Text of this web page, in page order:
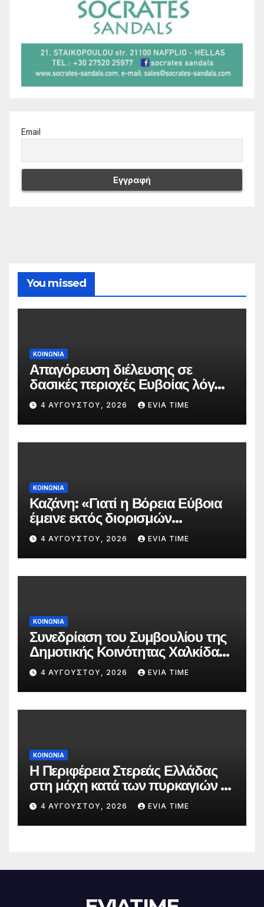
Email
You missed
ΚΟΙΝΩΝΙΑ
Απαγόρευση διέλευσης σε
δασικές περιοχές Ευβοίας λόγω
πολύ υψηλού κινδύνου
πυρκαγιάς
4 ΑΥΓΟΎΣΤΟΥ, 2026 EVIA TIME
ΚΟΙΝΩΝΙΑ
Καζάνη: «Γιατί η Βόρεια Εύβοια
έμεινε εκτός διορισμών
δασκάλων;»
4 ΑΥΓΟΎΣΤΟΥ, 2026 EVIA TIME
ΚΟΙΝΩΝΙΑ
Συνεδρίαση του Συμβουλίου της
Δημοτικής Κοινότητας Χαλκίδας
την 5 Αυγούστου
4 ΑΥΓΟΎΣΤΟΥ, 2026 EVIA TIME
ΚΟΙΝΩΝΙΑ
Η Περιφέρεια Στερεάς Ελλάδας
στη μάχη κατά των πυρκαγιών –
Δράσεις και στήριξη σε πέντε
περιφερειακές ενότητες
4 ΑΥΓΟΎΣΤΟΥ, 2026 EVIA TIME